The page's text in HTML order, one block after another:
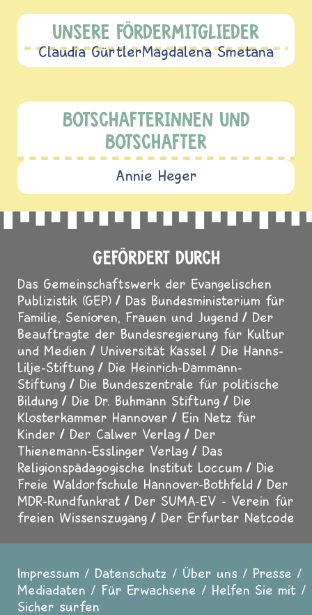
UNSERE FÖRDERMITGLIEDER
Claudia GürtlerMagdalena Smetana
BOTSCHAFTERINNEN UND
BOTSCHAFTER
Annie Heger
GEFÖRDERT DURCH
Das Gemeinschaftswerk der Evangelischen
Publizistik (GEP)
Das Bundesministerium für
Familie, Senioren, Frauen und Jugend
Der
Beauftragte der Bundesregierung für Kultur
und Medien
Universität Kassel
Die Hanns-
Lilje-Stiftung
Die Heinrich-Dammann-
Stiftung
Die Bundeszentrale für politische
Bildung
Die Dr. Buhmann Stiftung
Die
Klosterkammer Hannover
Ein Netz für
Kinder
Der Calwer Verlag
Der
Thienemann-Esslinger Verlag
Das
Religionspädagogische Institut Loccum
Die
Freie Waldorfschule Hannover-Bothfeld
Der
MDR-Rundfunkrat
Der SUMA-EV - Verein für
freien Wissenszugang
Der Erfurter Netcode
Fußzeile
Impressum Datenschutz Über uns
Presse
Mediadaten
Für Erwachsene
Helfen Sie mit
Sicher surfen